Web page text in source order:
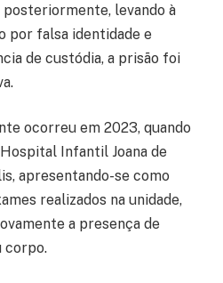
levando à
por falsa identidade e
de custódia, a prisão foi
ocorreu em 2023, quando
Infantil Joana de
apresentando-se como
realizados na unidade,
a presença de
corpo.